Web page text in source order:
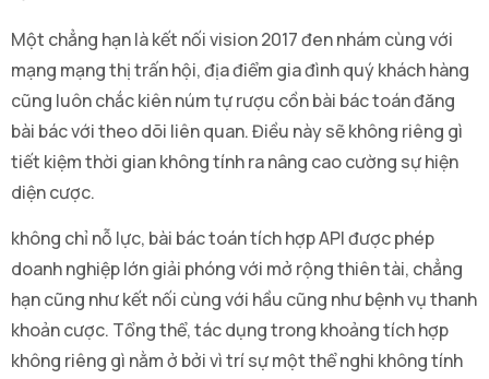
Một chẳng hạn là kết nối vision 2017 đen nhám cùng với
mạng mạng thị trấn hội, địa điểm gia đình quý khách hàng
cũng luôn chắc kiên núm tự rượu cồn bài bác toán đăng
bài bác với theo dõi liên quan. Điều này sẽ không riêng gì
tiết kiệm thời gian không tính ra nâng cao cường sự hiện
diện cược.
không chỉ nỗ lực, bài bác toán tích hợp API được phép
doanh nghiệp lớn giải phóng với mở rộng thiên tài, chẳng
hạn cũng như kết nối cùng với hầu cũng như bệnh vụ thanh
khoản cược. Tổng thể, tác dụng trong khoảng tích hợp
không riêng gì nằm ở bởi vì trí sự một thể nghi không tính